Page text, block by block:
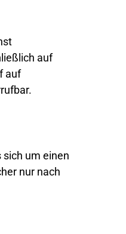
auf
auf
um einen
nur nach